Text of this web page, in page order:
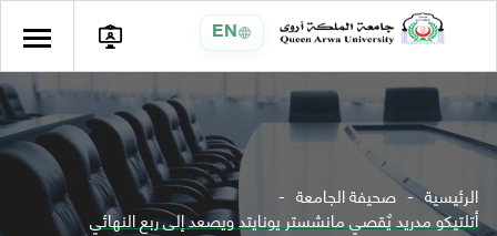
EN
الرئيسية صحيفة الجامعة
أتلتيكو مدريد يٌقصي مانشستر يونايتد ويصعد إلى ربع النهائي